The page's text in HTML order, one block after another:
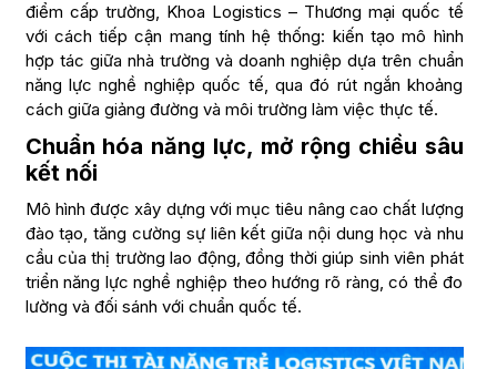
điểm cấp trường, Khoa Logistics – Thương mại quốc tế
với cách tiếp cận mang tính hệ thống: kiến tạo mô hình
hợp tác giữa nhà trường và doanh nghiệp dựa trên chuẩn
năng lực nghề nghiệp quốc tế, qua đó rút ngắn khoảng
cách giữa giảng đường và môi trường làm việc thực tế.
Chuẩn hóa năng lực, mở rộng chiều sâu
kết nối
Mô hình được xây dựng với mục tiêu nâng cao chất lượng
đào tạo, tăng cường sự liên kết giữa nội dung học và nhu
cầu của thị trường lao động, đồng thời giúp sinh viên phát
triển năng lực nghề nghiệp theo hướng rõ ràng, có thể đo
lường và đối sánh với chuẩn quốc tế.